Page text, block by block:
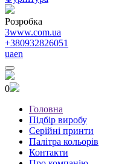
Розробка
3www.com.ua
+380932826051
uaen
0
Головна
Підбір виробу
Серійні принти
Палітра кольорів
Контакти